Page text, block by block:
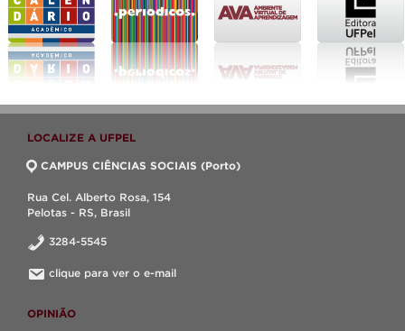
LOCALIZE A UFPEL
CAMPUS CIÊNCIAS SOCIAIS (Porto)
Rua Cel. Alberto Rosa, 154
Pelotas - RS, Brasil
3284-5545
clique para ver o e-mail
OPINIÃO